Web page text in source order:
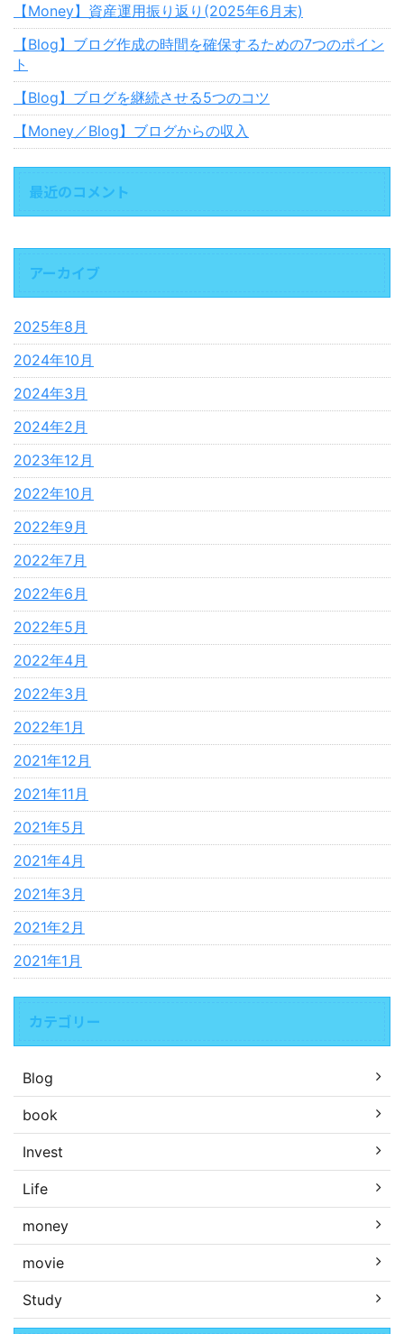
【Money】資産運用振り返り(2025年6月末)
【Blog】ブログ作成の時間を確保するための7つのポイン
ト
【Blog】ブログを継続させる5つのコツ
【Money／Blog】ブログからの収入
最近のコメント
アーカイブ
2025年8月
2024年10月
2024年3月
2024年2月
2023年12月
2022年10月
2022年9月
2022年7月
2022年6月
2022年5月
2022年4月
2022年3月
2022年1月
2021年12月
2021年11月
2021年5月
2021年4月
2021年3月
2021年2月
2021年1月
カテゴリー
Blog
book
Invest
Life
money
movie
Study